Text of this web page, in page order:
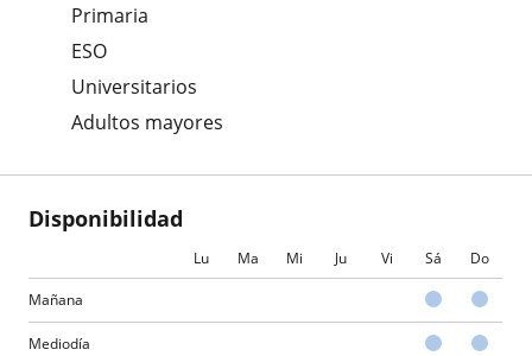
Primaria
ESO
Universitarios
Adultos mayores
Disponibilidad
Lu Ma Mi Ju Vi Sá Do
Mañana
Mediodía